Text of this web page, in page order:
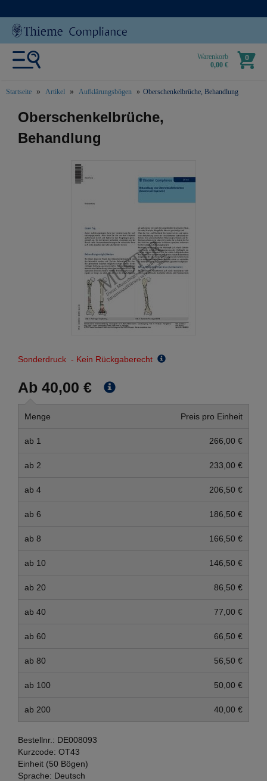
Warenkorb
0,00 €
0
Startseite Artikel Aufklärungsbögen Oberschenkelbrüche, Behandlung
text.skipToContent
text.skipToNavigation
Oberschenkelbrüche,
Behandlung
Sonderdruck - Kein Rückgaberecht
Ab 40,00 €
Menge Preis pro Einheit
ab 1 266,00 €
ab 2 233,00 €
ab 4 206,50 €
ab 6 186,50 €
ab 8 166,50 €
ab 10 146,50 €
ab 20 86,50 €
ab 40 77,00 €
ab 60 66,50 €
ab 80 56,50 €
ab 100 50,00 €
ab 200 40,00 €
Bestellnr.: DE008093
Kurzcode: OT43
Einheit (50 Bögen)
Sprache: Deutsch